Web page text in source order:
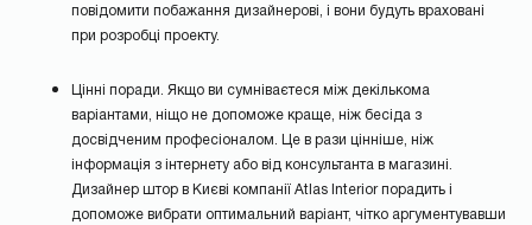
повідомити побажання дизайнерові, і вони будуть враховані
при розробці проекту.
Цінні поради. Якщо ви сумніваєтеся між декількома
варіантами, ніщо не допоможе краще, ніж бесіда з
досвідченим професіоналом. Це в рази цінніше, ніж
інформація з інтернету або від консультанта в магазині.
Дизайнер штор в Києві компанії Atlas Interior порадить і
допоможе вибрати оптимальний варіант, чітко аргументувавши